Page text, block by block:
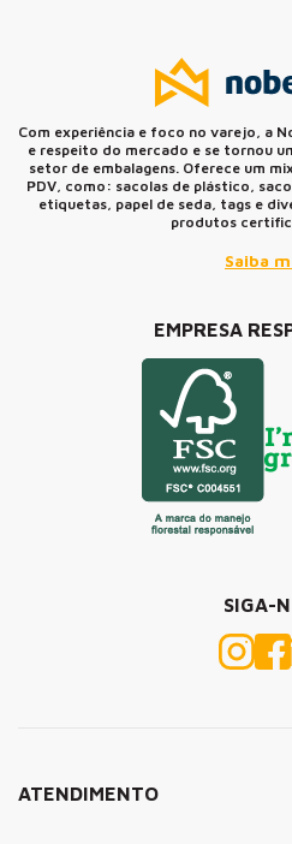
Com experiência e foco no varejo, a
e respeito do mercado e se tornou
setor de embalagens. Oferece um
PDV, como: sacolas de plástico,
etiquetas, papel de seda, tags e
produtos
Saiba
EMPRESA
SIGA-
ATENDIMENTO